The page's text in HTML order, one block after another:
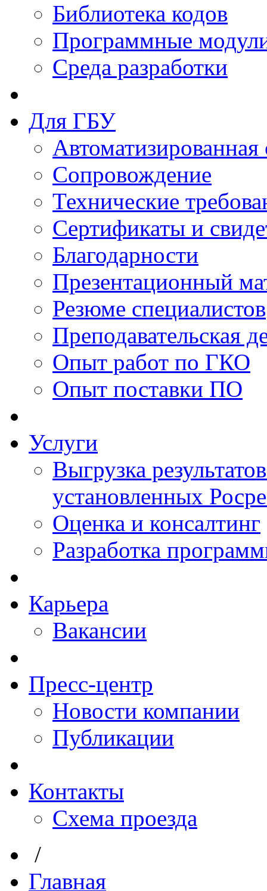
Библиотека кодов
Программные
Среда разработки
Для ГБУ
Сопровождение
Технические
Сертификаты и
Благодарности
Презентационный
Резюме специалистов
Преподавательская
Опыт работ по ГКО
Опыт поставки ПО
Услуги
Выгрузка
установленных
Оценка и консалтинг
Разработка
Карьера
Вакансии
Пресс-центр
Новости компании
Публикации
Контакты
Схема проезда
/
Главная